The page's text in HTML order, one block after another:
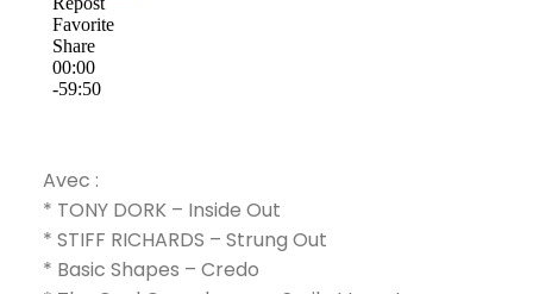
Avec :
* TONY DORK – Inside Out
* STIFF RICHARDS – Strung Out
* Basic Shapes – Credo